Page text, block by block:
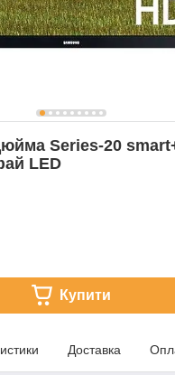
Series-20
LED
Купити
Доставка